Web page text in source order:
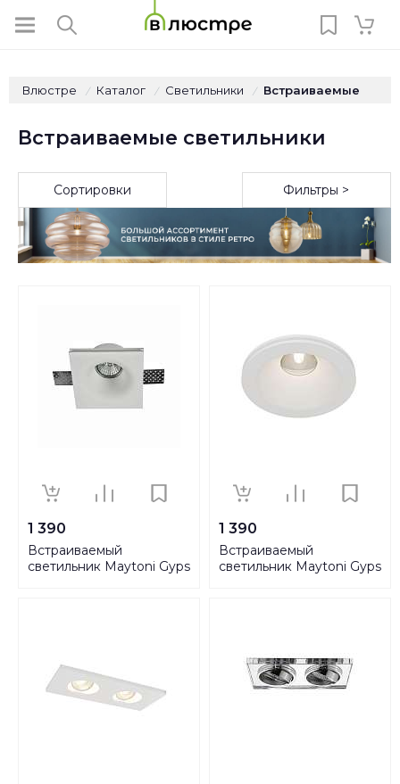
Влюстре / Каталог / Светильники / Встраиваемые
Встраиваемые светильники
Сортировки Фильтры >
1 390
Встраиваемый
светильник Maytoni Gyps
1 390
Встраиваемый
светильник Maytoni Gyps